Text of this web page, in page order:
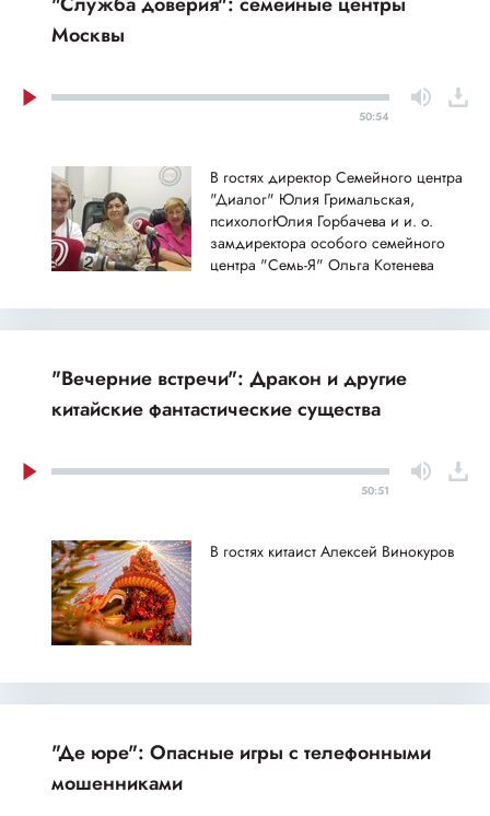
Москвы
50:54
В гостях директор Семейного центра
"Диалог" Юлия Гримальская,
психологЮлия Горбачева и и. о.
замдиректора особого семейного
центра "Семь-Я" Ольга Котенева
"Вечерние встречи": Дракон и другие
китайские фантастические существа
50:51
В гостях китаист Алексей Винокуров
"Де юре": Опасные игры с телефонными
мошенниками